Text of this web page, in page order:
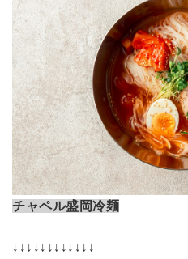
チャペル盛岡冷麺
↓↓↓↓↓↓↓↓↓↓↓↓